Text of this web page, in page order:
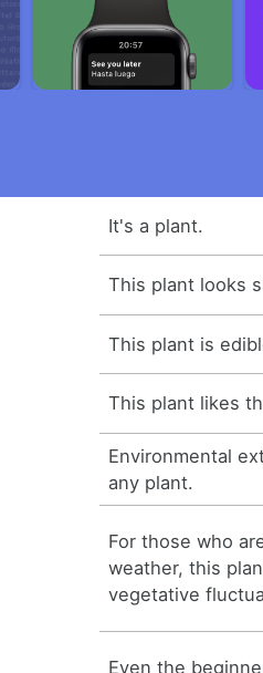
It's a plant.
This plant looks
This plant is
This plant likes
Environmental
any plant.
For those who
weather, this
vegetative
Even the